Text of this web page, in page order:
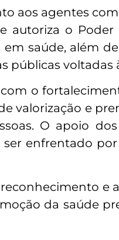
aos agentes
autoriza o Poder
saúde, além
públicas voltadas
o
valorização e
O apoio
enfrentado por
e
da saúde